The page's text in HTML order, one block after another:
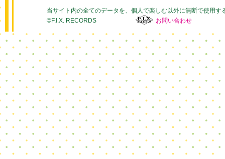
当サイト内の全てのデータを、個人で楽しむ以外に無断で使用す
©F.I.X. RECORDS
お問い合わせ